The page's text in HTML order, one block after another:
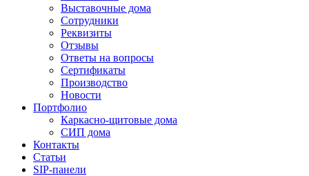
Выставочные дома
Сотрудники
Реквизиты
Отзывы
Ответы на вопросы
Сертификаты
Производство
Новости
Портфолио
Каркасно-щитовые дома
СИП дома
Контакты
Статьи
SIP-панели